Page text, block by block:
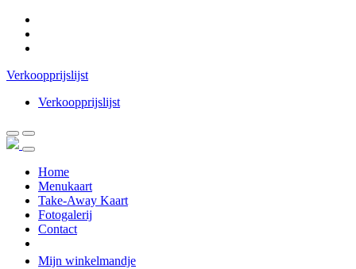
Verkoopprijslijst
Verkoopprijslijst
Home
Menukaart
Take-Away Kaart
Fotogalerij
Contact
Mijn winkelmandje